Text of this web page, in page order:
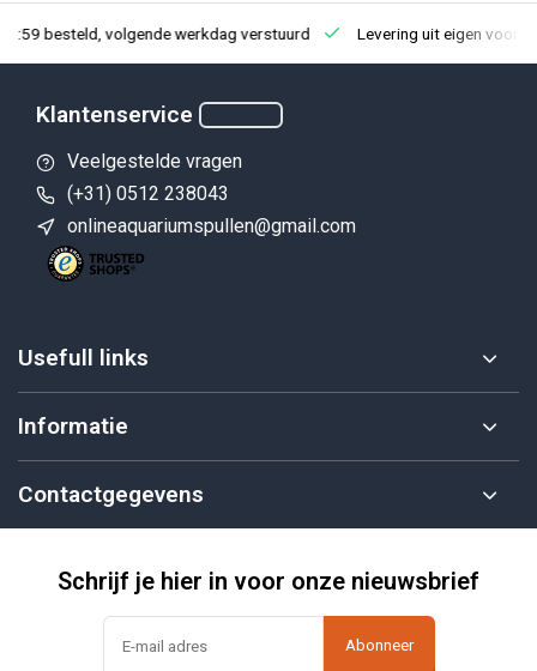
besteld, volgende werkdag verstuurd Levering uit eigen
Klantenservice
Veelgestelde vragen
(+31) 0512 238043
onlineaquariumspullen@gmail.com
Usefull links
Informatie
Contactgegevens
Schrijf je hier in voor onze nieuwsbrief
Abonneer